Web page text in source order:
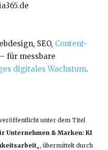
SEO, Content-
– für messbare
digitales Wachstum.
unter dem Titel
Unternehmen & Marken: KI
„, übermittelt durch